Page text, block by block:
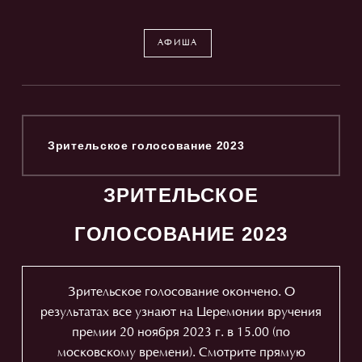
АФИША
Зрительское голосование 2023
ЗРИТЕЛЬСКОЕ
ГОЛОСОВАНИЕ 2023
Зрительское голосование окончено. О
результатах все узнают на Церемонии вручения
премии 20 ноября 2023 г. в 15.00 (по
московскому времени). Смотрите прямую